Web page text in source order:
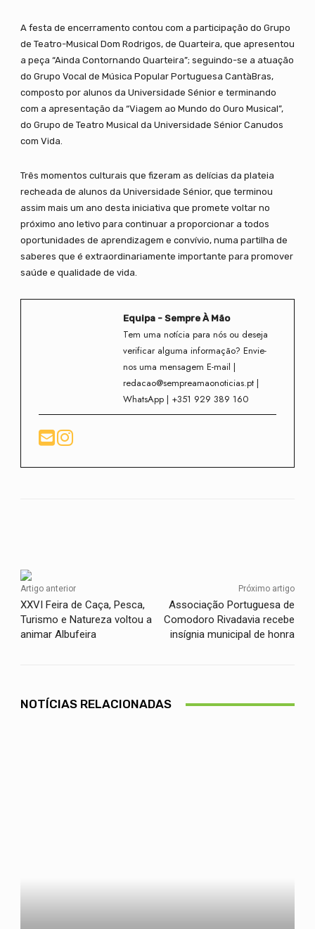
A festa de encerramento contou com a participação do Grupo
de Teatro-Musical Dom Rodrigos, de Quarteira, que apresentou
a peça “Ainda Contornando Quarteira”; seguindo-se a atuação
do Grupo Vocal de Música Popular Portuguesa CantàBras,
composto por alunos da Universidade Sénior e terminando
com a apresentação da “Viagem ao Mundo do Ouro Musical”,
do Grupo de Teatro Musical da Universidade Sénior Canudos
com Vida.
Três momentos culturais que fizeram as delícias da plateia
recheada de alunos da Universidade Sénior, que terminou
assim mais um ano desta iniciativa que promete voltar no
próximo ano letivo para continuar a proporcionar a todos
oportunidades de aprendizagem e convívio, numa partilha de
saberes que é extraordinariamente importante para promover
saúde e qualidade de vida.
Equipa - Sempre À Mão
Tem uma notícia para nós ou deseja
verificar alguma informação? Envie-
nos uma mensagem E-mail |
redacao@sempreamaonoticias.pt |
WhatsApp | +351 929 389 160
Artigo anterior
XXVI Feira de Caça, Pesca,
Turismo e Natureza voltou a
animar Albufeira
Próximo artigo
Associação Portuguesa de
Comodoro Rivadavia recebe
insígnia municipal de honra
NOTÍCIAS RELACIONADAS